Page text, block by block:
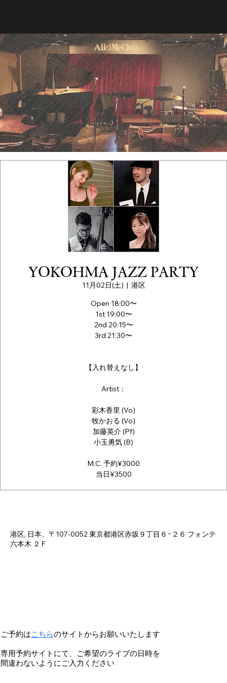
ご予約はこちらのサイトからお願いいたします
専用予約サイトにて、ご希望のライブの日時を
間違わないようにご入力ください
YOKOHMA JAZZ PARTY
11月02日(土)
  |
港区
Open 18:00〜
1st 19:00〜
2nd 20:15〜
3rd 21:30〜
【入れ替えなし】
Artist：
彩木香里 (Vo)
牧かおる (Vo)
加藤英介 (Pf)
小玉勇気 (B)
M.C. 予約¥3000
当日¥3500
港区, 日本、〒107-0052 東京都港区赤坂９丁目６−２６ フォンテ
六本木 ２Ｆ